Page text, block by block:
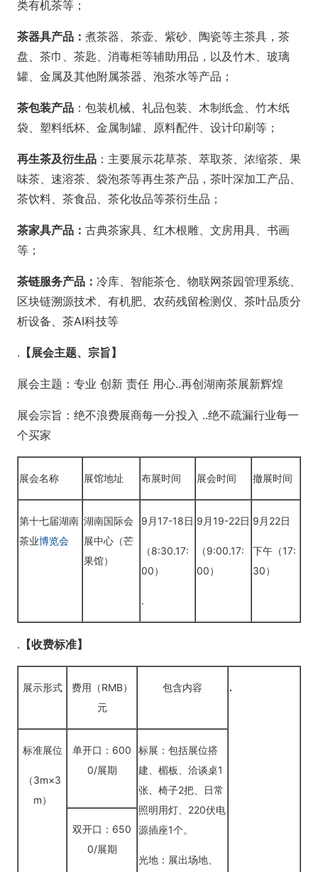
类有机茶等；
茶器具产品： 煮茶器、茶壶、紫砂、陶瓷等主茶具，茶
盘、茶巾、茶匙、消毒柜等辅助用品，以及竹木、玻璃
罐、金属及其他附属茶器、泡茶水等产品；
茶包装产品 ：包装机械、礼品包装、木制纸盒、竹木纸
袋、塑料纸杯、金属制罐、原料配件、设计印刷等；
再生茶及衍生品 ：主要展示花草茶、萃取茶、浓缩茶、果
味茶、速溶茶、袋泡茶等再生茶产品，茶叶深加工产品、
茶饮料、茶食品、茶化妆品等茶衍生品；
茶家具产品： 古典茶家具、红木根雕、文房用具、书画
等；
茶链服务产品： 冷库、智能茶仓、物联网茶园管理系统、
区块链溯源技术、有机肥、农药残留检测仪、茶叶品质分
析设备、茶AI科技等
. 【展会主题、宗旨】
展会主题：专业 创新 责任 用心..再创湖南茶展新辉煌
展会宗旨：绝不浪费展商每一分投入 ..绝不疏漏行业每一
个买家
展会名称 展馆地址 布展时间 展会时间 撤展时间
第十七届湖南
茶业博览会
湖南国际会
展中心（芒
果馆）
9月17-18日
（8:30.17:
00）
.
9月19-22日
（9:00.17:
00）
9月22日
下午（17:
30）
. 【收费标准】
展示形式
费用（RMB）
元
包含内容 .
标准展位
（3m×3
m）
单开口：600
0/展期
标展：包括展位搭
建、楣板、洽谈桌1
张、椅子2把、日常
照明用灯、220伏电
源插座1个。
光地：展出场地、
双开口：650
0/展期